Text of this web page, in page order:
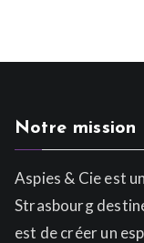
Notre mission
Aspies & Cie est
Strasbourg
est de créer un